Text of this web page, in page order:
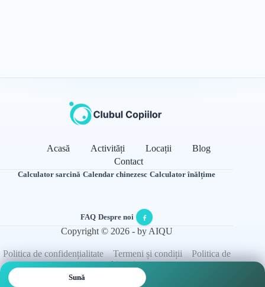
Sună
Acasă Activități Locații
Blog
Contact
Calculator sarcină·Calendar chinezesc·Calculator înălțime
FAQ·Despre noi·
Copyright © 2026 - by AIQU
Politica de confidențialitate Termeni și condiții
Politica de
cookie-uri